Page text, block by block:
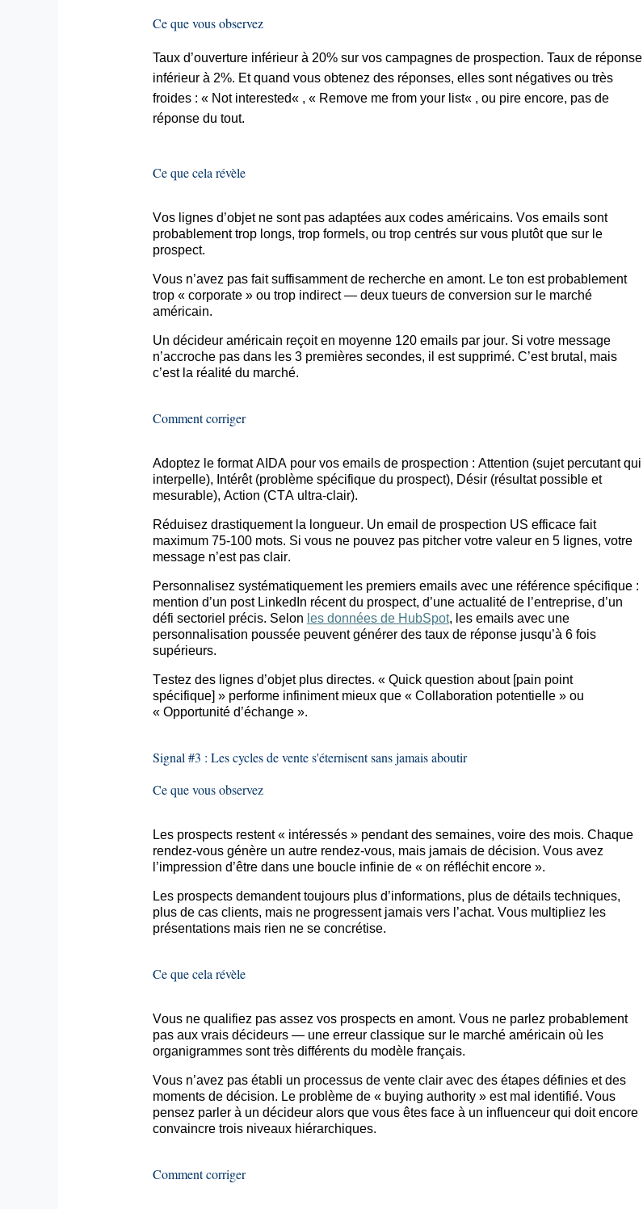
Ce que vous observez
Taux d’ouverture inférieur à 20% sur vos campagnes de prospection. Taux de réponse
inférieur à 2%. Et quand vous obtenez des réponses, elles sont négatives ou très
froides : « Not interested« , « Removeme from your list« , ou pire encore, pas de
réponse du tout.
Ce que cela révèle
Vos lignes d’objet ne sont pas adaptées aux codes américains. Vos emailssont
probablement trop longs, trop formels, ou trop centrés sur vous plutôt que sur le
prospect.
Vous n’avez pas fait suffisamment de recherche en amont. Le ton est probablement
trop « corporate» ou trop indirect — deux tueurs de conversion sur le marché
américain.
Un décideur américain reçoit en moyenne 120 emailspar jour. Si votre message
n’accroche pas dans les 3 premières secondes, il est supprimé. C’est brutal, mais
c’est la réalité du marché.
Comment corriger
Adoptez le format AIDA pour vos emailsde prospection : Attention (sujet percutant qui
interpelle), Intérêt (problème spécifique du prospect), Désir (résultat possible et
mesurable), Action (CTA ultra-clair).
Réduisez drastiquement la longueur. Un email de prospection US efficace fait
maximum 75-100 mots. Si vous ne pouvez pas pitchervotre valeur en 5 lignes, votre
message n’est pas clair.
Personnalisez systématiquement les premiers emailsavec une référence spécifique :
mention d’un post LinkedIn récent du prospect, d’une actualité de l’entreprise, d’un
défi sectoriel précis. Selon les données de HubSpot, les emailsavec une
personnalisation poussée peuvent générer des taux de réponse jusqu’à 6 fois
supérieurs.
Testez des lignes d’objet plus directes. « Quick question about [pain point
spécifique] » performe infiniment mieux que « Collaboration potentielle » ou
« Opportunité d’échange ».
Signal #3 : Les cycles de vente s'éternisent sans jamais aboutir
Ce que vous observez
Les prospects restent « intéressés » pendant des semaines, voire des mois. Chaque
rendez-vous génère un autre rendez-vous, mais jamais de décision. Vous avez
l’impression d’être dans une boucle infinie de « on réfléchit encore ».
Les prospects demandent toujours plus d’informations, plus de détails techniques,
plus de cas clients, mais ne progressent jamais vers l’achat. Vous multipliez les
présentations mais rien ne se concrétise.
Ce que cela révèle
Vous ne qualifiez pas assez vos prospects en amont. Vous ne parlez probablement
pas aux vrais décideurs — une erreur classique sur le marché américain où les
organigrammes sont très différents du modèle français.
Vous n’avez pas établi un processus de vente clair avec des étapes définies et des
moments de décision. Le problème de « buying authority» est mal identifié. Vous
pensez parler à un décideur alors que vous êtes face à un influenceur qui doit encore
convaincre trois niveaux hiérarchiques.
Comment corriger